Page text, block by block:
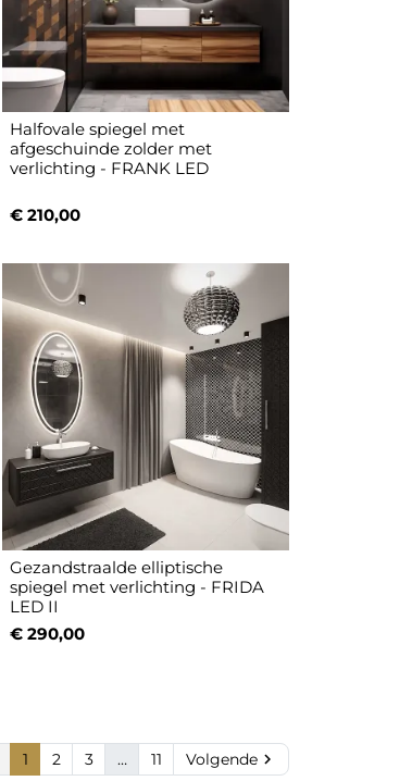
Halfovale spiegel met
afgeschuinde zolder met
verlichting - FRANK LED
€ 210,00
Gezandstraalde elliptische
spiegel met verlichting - FRIDA
LED II
€ 290,00
1 2 3 … 11 Volgende